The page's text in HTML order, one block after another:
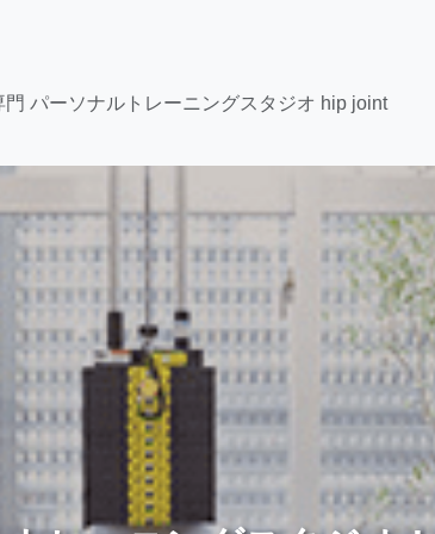
門 パーソナルトレーニングスタジオ hip joint